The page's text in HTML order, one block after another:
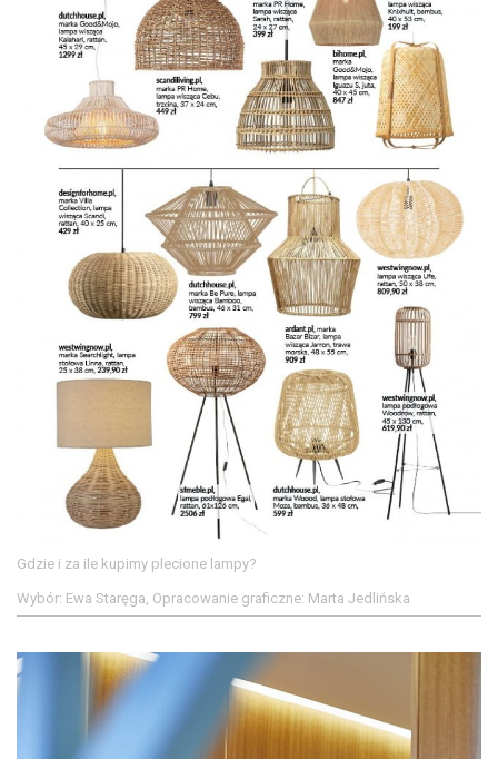
Gdzie i za ile kupimy plecione lampy?
Wybór: Ewa Staręga, Opracowanie graficzne: Marta Jedlińska